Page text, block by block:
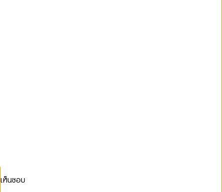
เห็นชอบ
3462
0
1
0
151